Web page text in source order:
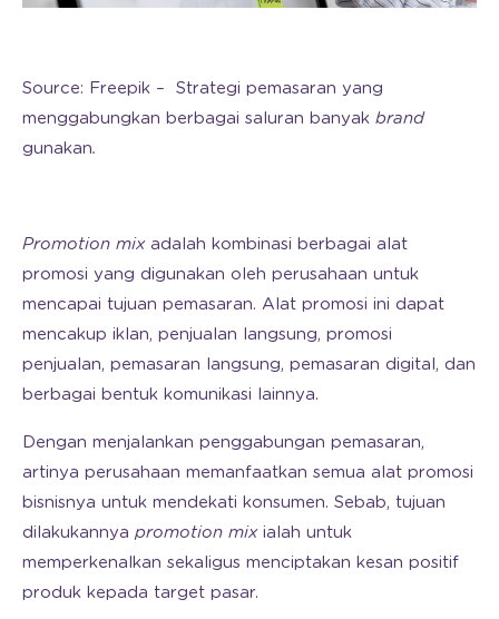
Source: Freepik – Strategi pemasaran yang
menggabungkan berbagai saluran banyak brand
gunakan.
Promotion mixadalah kombinasi berbagai alat
promosi yang digunakan oleh perusahaan untuk
mencapai tujuan pemasaran. Alat promosi ini dapat
mencakup iklan, penjualan langsung, promosi
penjualan, pemasaran langsung, pemasaran digital, dan
berbagai bentuk komunikasi lainnya.
Dengan menjalankan penggabungan pemasaran,
artinya perusahaan memanfaatkan semua alat promosi
bisnisnya untuk mendekati konsumen. Sebab, tujuan
dilakukannya promotion mixialah untuk
memperkenalkan sekaligus menciptakan kesan positif
produk kepada target pasar.